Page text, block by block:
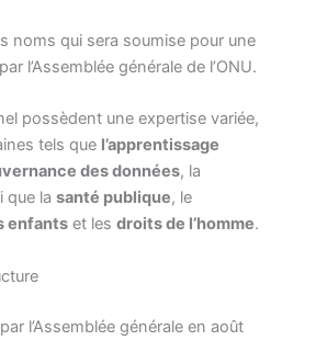
noms qui sera soumise pour une
l’Assemblée générale de l’ONU.
possèdent une expertise variée,
tels que l’apprentissage
des données, la
que lasanté publique, le
enfants et lesdroits de l’homme.
l’Assemblée générale en août